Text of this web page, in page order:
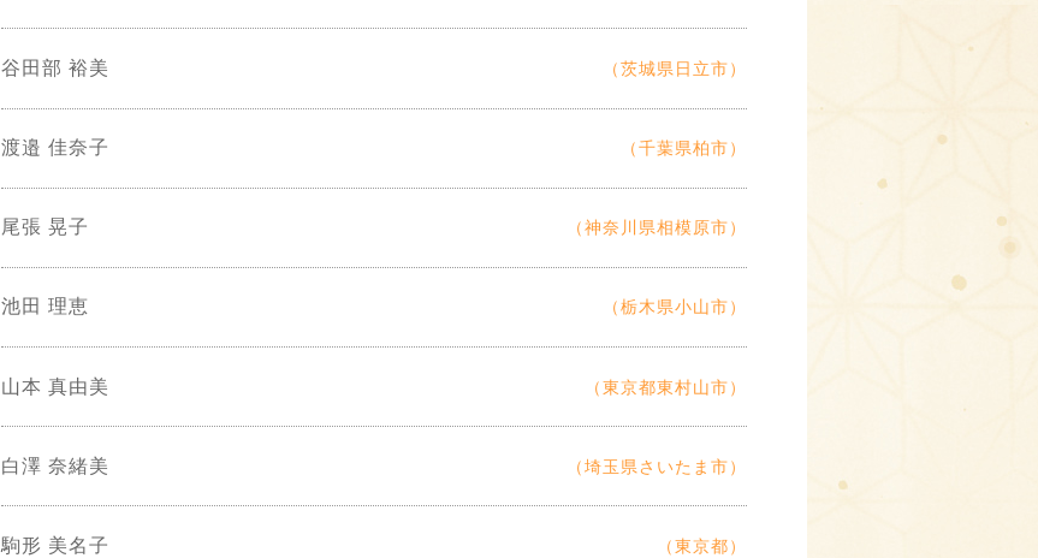
谷田部 裕美 （茨城県日立市）
渡邉 佳奈子 （千葉県柏市）
尾張 晃子 （神奈川県相模原市）
池田 理恵 （栃木県小山市）
山本 真由美 （東京都東村山市）
白澤 奈緒美 （埼玉県さいたま市）
駒形 美名子 （東京都）